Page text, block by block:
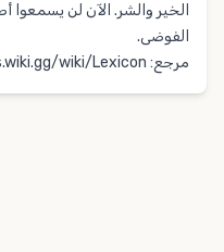
الخير والشر. الآن لن
الفوضى.
مرجع: wiki/Lexicon